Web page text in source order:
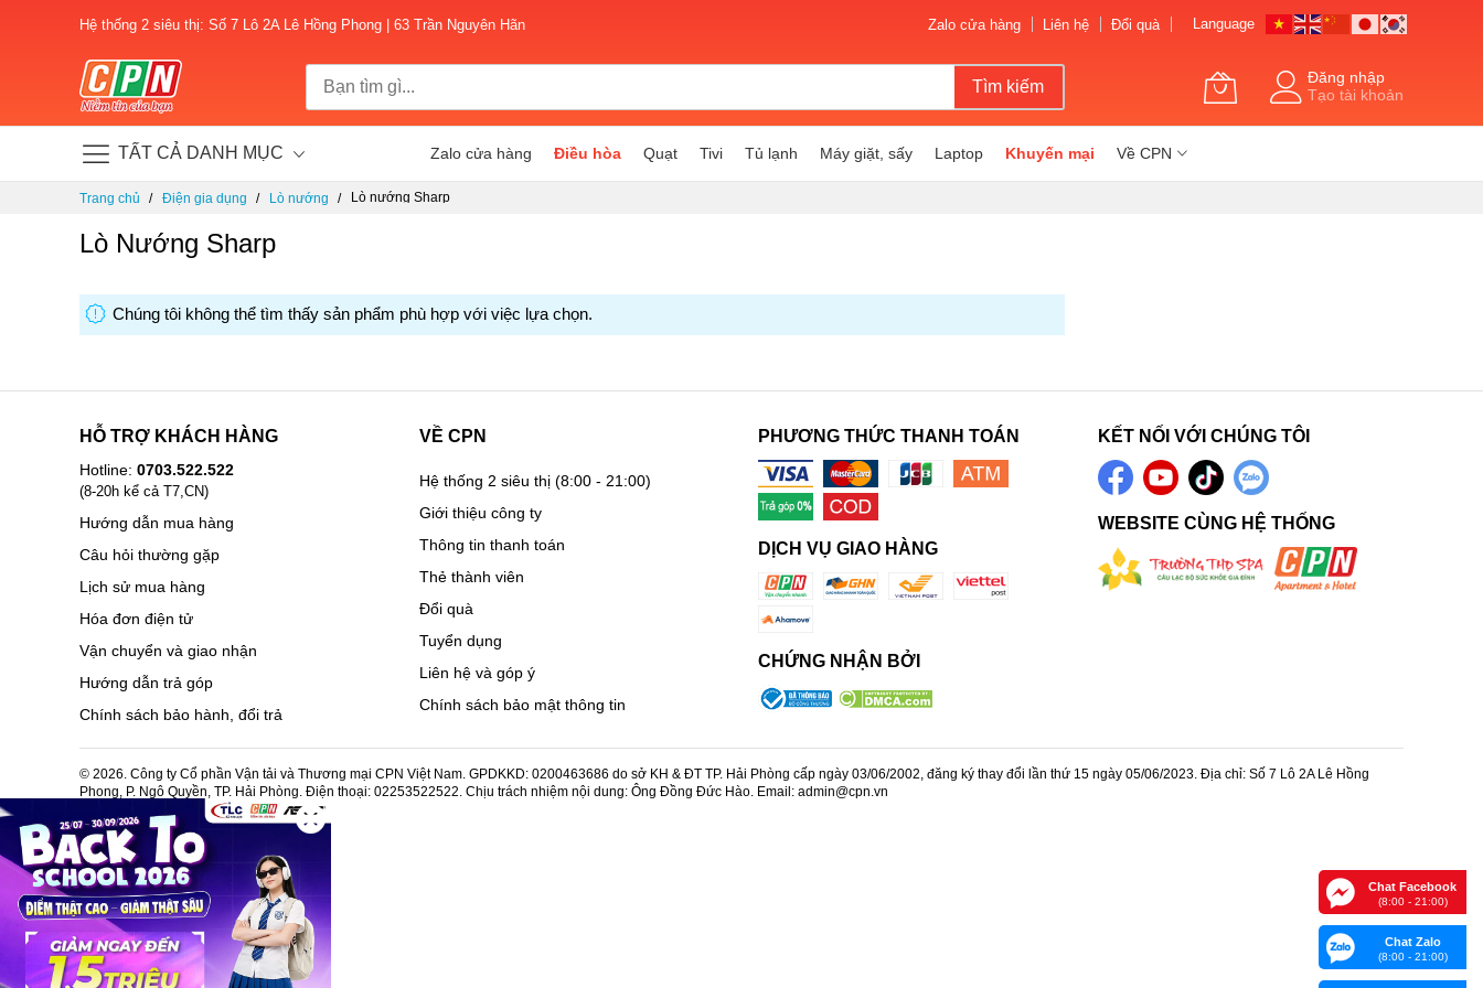
Hệ thống 2 siêu thị: Số 7 Lô 2A Lê Hồng Phong | 63 Trần Nguyên Hãn Zalo cửa hàng Liên hệ Đổi quà Language
TẤT CẢ DANH MỤC
Tìm kiếm
Đăng nhập
Tạo tài khoản
Zalo cửa hàng Điều hòa Quạt Tivi Tủ lạnh Máy giặt, sấy Laptop Khuyến mại Về CPN
Trang chủ Điện gia dụng Lò nướng Lò nướng Sharp
Lò Nướng Sharp
Chúng tôi không thể tìm thấy sản phẩm phù hợp với việc lựa chọn.
HỖ TRỢ KHÁCH HÀNG
Hotline: 0703.522.522
(8-20h kể cả T7,CN)
Hướng dẫn mua hàng
Câu hỏi thường gặp
Lịch sử mua hàng
Hóa đơn điện tử
Vận chuyển và giao nhận
Hướng dẫn trả góp
Chính sách bảo hành, đổi trả
VỀ CPN
Hệ thống 2 siêu thị(8:00 - 21:00)
Giới thiệu công ty
Thông tin thanh toán
Thẻ thành viên
Đổi quà
Tuyển dụng
Liên hệ và góp ý
Chính sách bảo mật thông tin
PHƯƠNG THỨC THANH TOÁN
DỊCH VỤ GIAO HÀNG
CHỨNG NHẬN BỞI
KẾT NỐI VỚI CHÚNG TÔI
WEBSITE CÙNG HỆ THỐNG
© 2026. Công ty Cổ phần Vận tải và Thương mại CPN Việt Nam. GPDKKD: 0200463686 do sở KH & ĐT TP. Hải Phòng cấp ngày 03/06/2002, đăng ký thay đổi lần thứ 15 ngày 05/06/2023. Địa chỉ: Số 7 Lô 2A Lê Hồng
Phong, P. Ngô Quyền, TP. Hải Phòng. Điện thoại: 02253522522. Chịu trách nhiệm nội dung: Ông Đồng Đức Hào. Email: admin@cpn.vn
Chat Facebook
(8:00 - 21:00)
Chat Zalo
(8:00 - 21:00)